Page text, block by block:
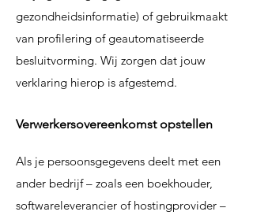
gezondheidsinformatie) of gebruikmaakt
van profilering of geautomatiseerde
besluitvorming. Wij zorgen dat jouw
verklaring hierop is afgestemd.
Verwerkersovereenkomst opstellen
Als je persoonsgegevens deelt met een
ander bedrijf – zoals een boekhouder,
softwareleverancier of hostingprovider –